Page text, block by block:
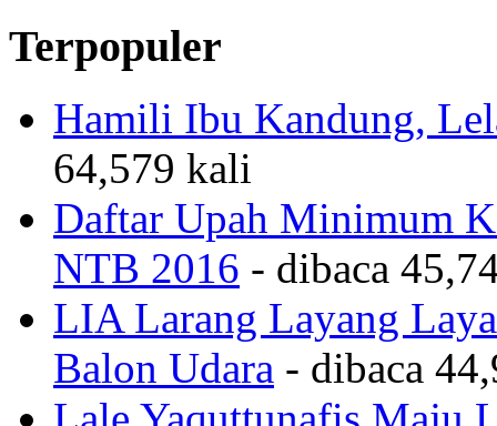
Terpopuler
Hamili Ibu Kandung,
64,579 kali
Daftar Upah Minimum
NTB 2016 - dibaca
LIA Larang Layang
Balon Udara - dibaca